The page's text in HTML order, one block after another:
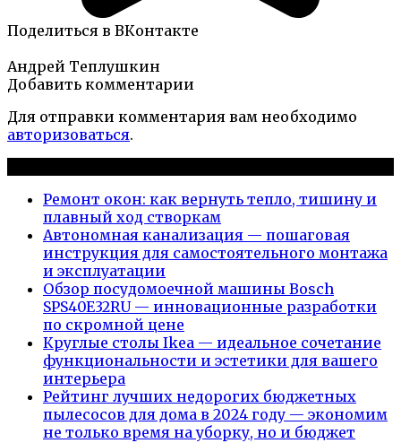
Поделиться в ВКонтакте
Андрей Теплушкин
Добавить комментарии
Для отправки комментария вам необходимо
авторизоваться.
Ремонт окон: как вернуть тепло, тишину и
плавный ход створкам
Автономная канализация — пошаговая
инструкция для самостоятельного монтажа
и эксплуатации
Обзор посудомоечной машины Bosch
SPS40E32RU — инновационные разработки
по скромной цене
Круглые столы Ikea — идеальное сочетание
функциональности и эстетики для вашего
интерьера
Рейтинг лучших недорогих бюджетных
пылесосов для дома в 2024 году — экономим
не только время на уборку, но и бюджет